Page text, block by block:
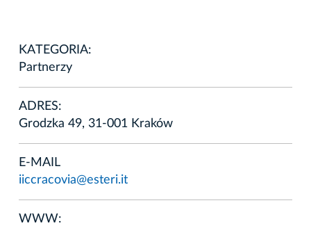
KATEGORIA:
Partnerzy
ADRES:
Grodzka 49, 31-001 Kraków
E-MAIL
iiccracovia@esteri.it
WWW: